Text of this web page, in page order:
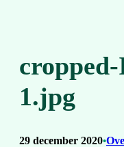
1.jpg
29 december 2020•